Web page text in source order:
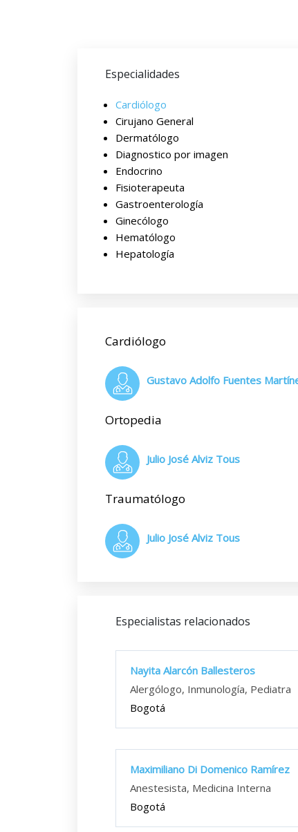
Especialidades
Cardiólogo
Cirujano General
Dermatólogo
Diagnostico por imagen
Endocrino
Fisioterapeuta
Gastroenterología
Ginecólogo
Hematólogo
Hepatología
Cardiólogo
Gustavo Adolfo Fuentes
Ortopedia
Julio José Alviz Tous
Traumatólogo
Julio José Alviz Tous
Especialistas relacionados
Nayita Alarcón Ballesteros
Alergólogo, Inmunología, Pediatra
Bogotá
Maximiliano Di Domenico Ramírez
Anestesista, Medicina Interna
Bogotá